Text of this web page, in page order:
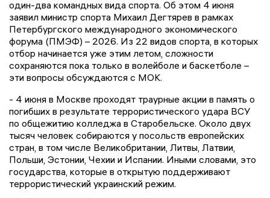
один-два командных вида спорта. Об этом 4 июня
заявил министр спорта Михаил Дегтярев в рамках
Петербургского международного экономического
форума (ПМЭФ) – 2026. Из 22 видов спорта, в которых
отбор начинается уже этим летом, сложности
сохраняются пока только в волейболе и баскетболе –
эти вопросы обсуждаются с МОК.
- 4 июня в Москве проходят траурные акции в память о
погибших в результате террористического удара ВСУ
по общежитию колледжа в Старобельске. Около двух
тысяч человек собираются у посольств европейских
стран, в том числе Великобритании, Литвы, Латвии,
Польши, Эстонии, Чехии и Испании. Иными словами, это
государства, которые в открытую поддерживают
террористический украинский режим.